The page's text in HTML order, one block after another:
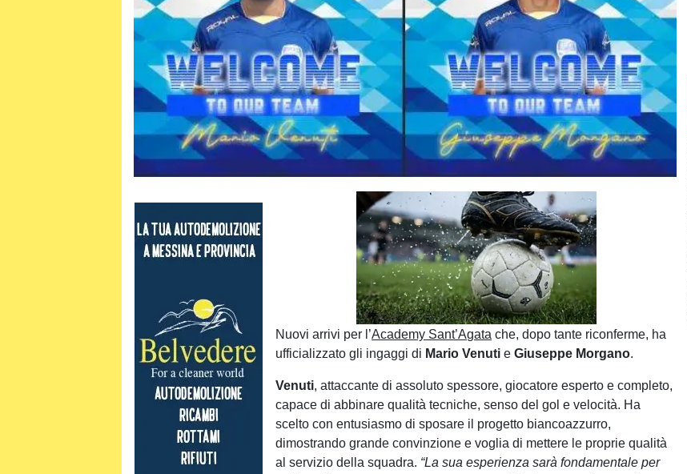
Unmute
Loaded:
100.00%
Nuovi arrivi per l’Academy Sant’Agata che, dopo tante riconferme, ha
ufficializzato gli ingaggi di Mario Venuti eGiuseppe Morgano.
Venuti, attaccante di assoluto spessore, giocatore esperto e completo,
capace di abbinare qualità tecniche, senso del gol e velocità. Ha
scelto con entusiasmo di sposare il progetto biancoazzurro,
dimostrando grande convinzione e voglia di mettere le proprie qualità
al servizio della squadra. “La sua esperienza sarà fondamentale per